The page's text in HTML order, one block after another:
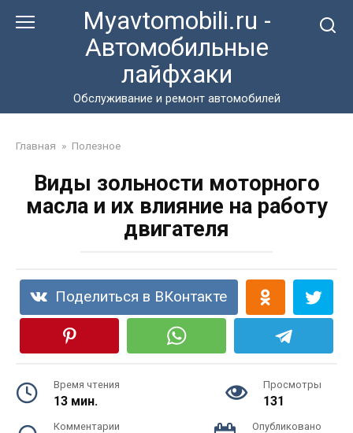
Myavtomobili.ru -
Автомобильные
лайфхаки
Обслуживание и ремонт автомобилей
Главная » Полезное
Виды зольности моторного
масла и их влияние на работу
двигателя
Поделиться в ВКонтакте
Время чтения
13 мин.
Просмотры
131
Комментарии Опубликовано